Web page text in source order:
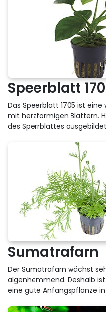
Speerblatt
Das Speerblatt 1705 ist
mit herzförmigen Blättern.
des Sperrblattes
Sumatrafarn
Der Sumatrafarn wächst
algenhemmend. Deshalb
eine gute Anfangspflanze